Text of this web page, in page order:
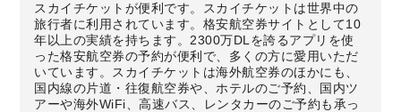
スカイチケットが便利です。スカイチケットは世界中の
旅行者に利用されています。格安航空券サイトとして10
年以上の実績を持ちます。2300万DLを誇るアプリを使
った格安航空券の予約が便利で、多くの方に愛用いただ
いています。スカイチケットは海外航空券のほかにも、
国内線の片道・往復航空券や、ホテルのご予約、国内ツ
アーや海外WiFi、高速バス、レンタカーのご予約も承っ